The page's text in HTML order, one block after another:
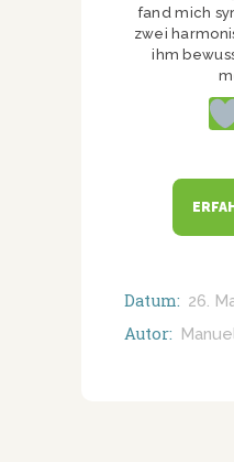
fand mich
zwei
ihm
Datum: 26.
Autor: